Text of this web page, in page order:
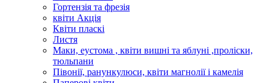
Гортензія та фрезія
квіти Акція
Квіти пласкі
Листя
Маки, еустома , квіти вишні та яблуні ,проліски,
тюльпани
Півонії, ранункулюси, квіти магнолії і камелія